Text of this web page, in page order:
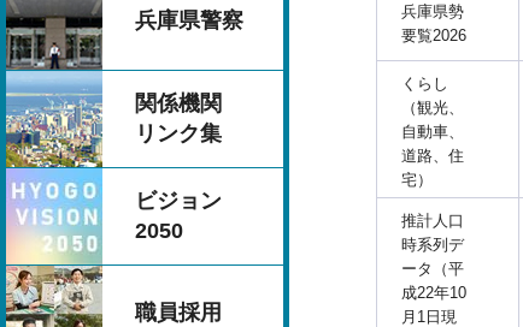
兵庫県警察
関係機関
リンク集
ビジョン
2050
職員採用
兵庫県勢
要覧2026
くらし
（観光、
自動車、
道路、住
宅）
推計人口
時系列デ
ータ（平
成22年10
月1日現